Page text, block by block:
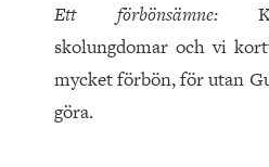
Ett förbönsämne:
skolungdomar och vi
mycket förbön, för utan
göra.